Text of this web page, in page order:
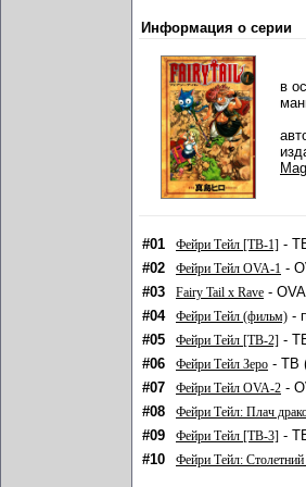
Информация о серии
в
#01 Фейри Тейл [ТВ-1] -
#02
Фейри Тейл OVA-1 -
#03
Fairy Tail x Rave -
#04
Фейри Тейл (фильм) -
#05
Фейри Тейл [ТВ-2] -
#06
Фейри Тейл Зеро - ТВ
#07
Фейри Тейл OVA-2 -
#08
Фейри Тейл: Плач
#09
Фейри Тейл [ТВ-3] -
#10
Фейри Тейл: Столетний